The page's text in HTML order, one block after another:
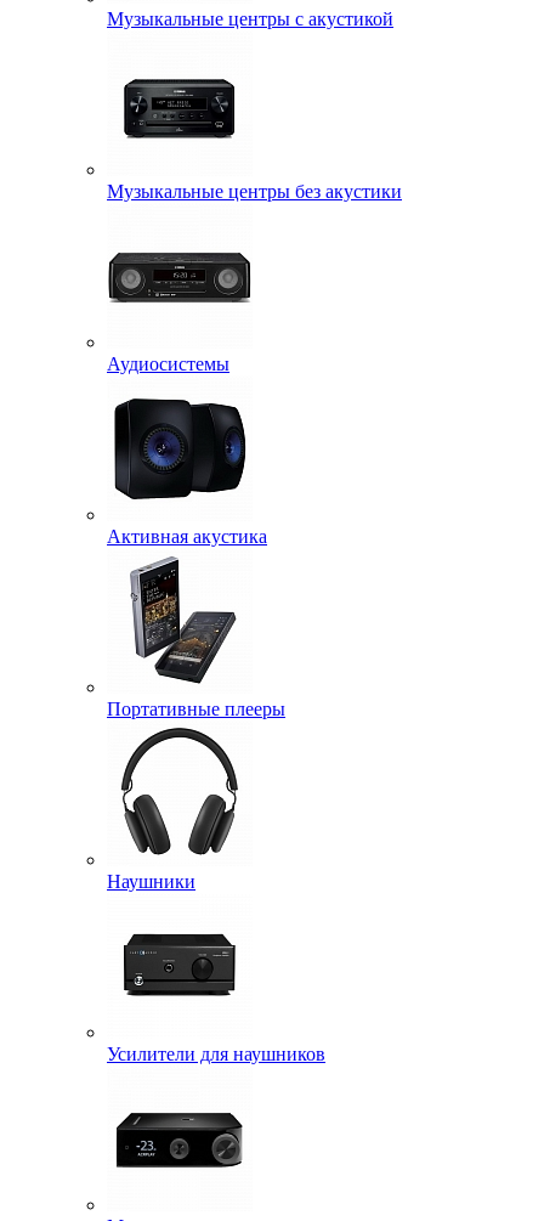
Музыкальные центры с акустикой
Музыкальные центры без акустики
Аудиосистемы
Активная акустика
Портативные плееры
Наушники
Усилители для наушников